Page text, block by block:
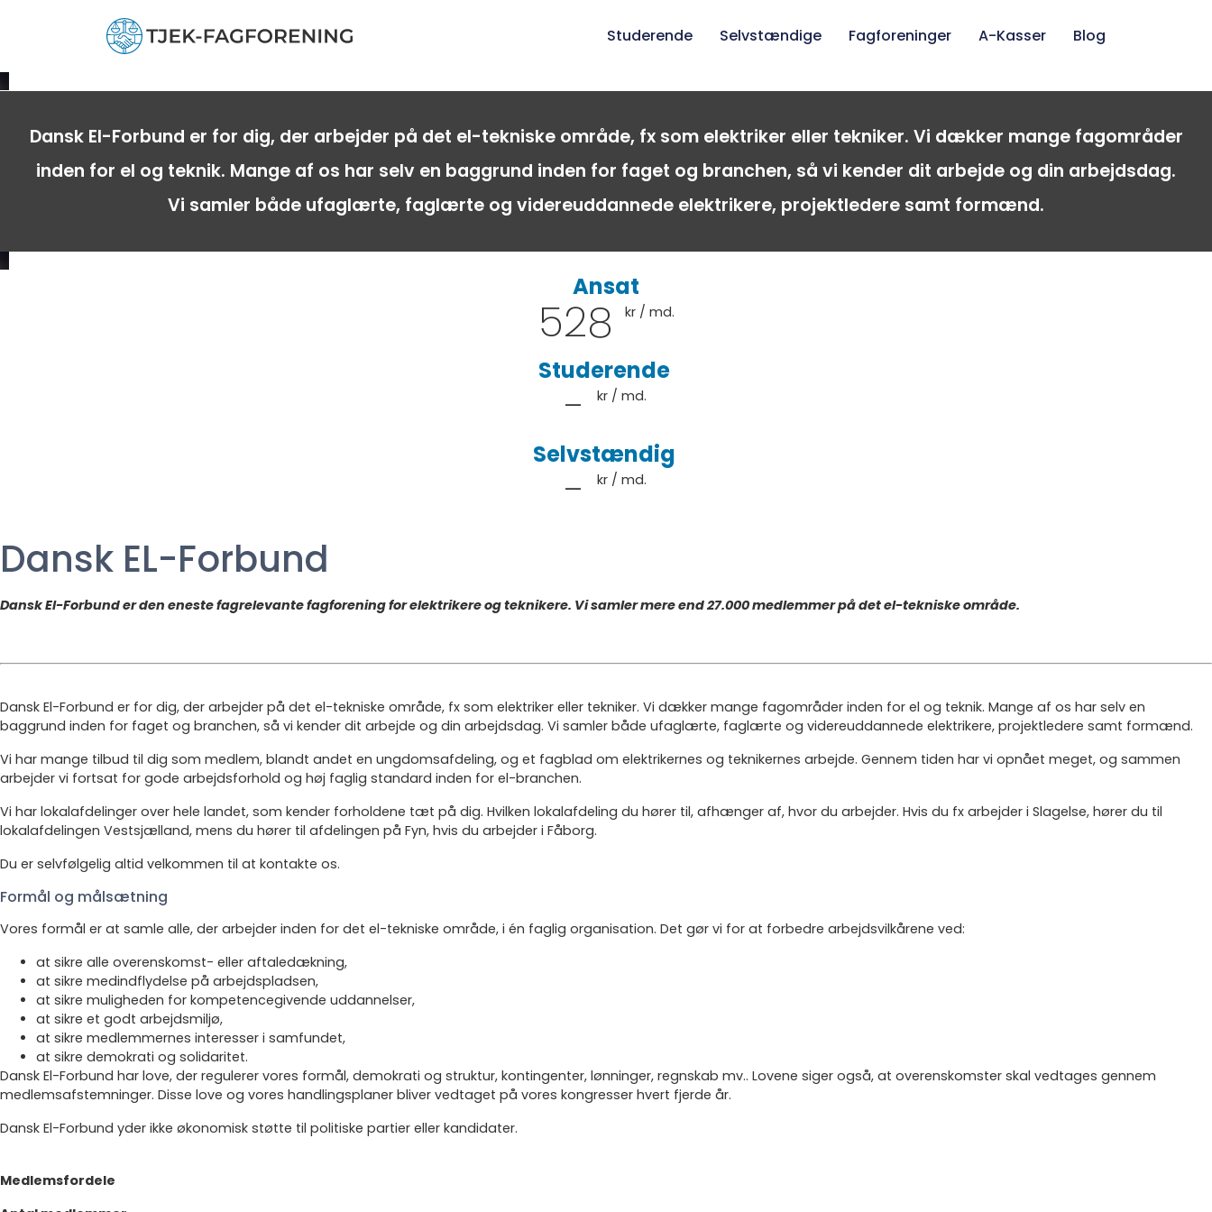
Studerende Selvstændige Fagforeninger A-Kasser Blog
Dansk El-Forbund er for dig, der arbejder på det el-tekniske område, fx som elektriker eller tekniker. Vi dækker mange fagområder
inden for el og teknik. Mange af os har selv en baggrund inden for faget og branchen, så vi kender dit arbejde og din arbejdsdag.
Vi samler både ufaglærte, faglærte og videreuddannede elektrikere, projektledere samt formænd.
Ansat
528 kr / md.
Studerende
- kr / md.
Selvstændig
- kr / md.
Dansk EL-Forbund
Dansk El-Forbund er den eneste fagrelevante fagforening for elektrikere og teknikere. Vi samler mere end 27.000 medlemmer på det el-tekniske område.
Dansk El-Forbund er for dig, der arbejder på det el-tekniske område, fx som elektriker eller tekniker. Vi dækker mange fagområder inden for el og teknik. Mange af os har selv en
baggrund inden for faget og branchen, så vi kender dit arbejde og din arbejdsdag. Vi samler både ufaglærte, faglærte og videreuddannede elektrikere, projektledere samt formænd.
Vi har mange tilbud til dig som medlem, blandt andet en ungdomsafdeling, og et fagblad om elektrikernes og teknikernes arbejde. Gennem tiden har vi opnået meget, og sammen
arbejder vi fortsat for gode arbejdsforhold og høj faglig standard inden for el-branchen.
Vi har lokalafdelinger over hele landet, som kender forholdene tæt på dig. Hvilken lokalafdeling du hører til, afhænger af, hvor du arbejder. Hvis du fx arbejder i Slagelse, hører du til
lokalafdelingen Vestsjælland, mens du hører til afdelingen på Fyn, hvis du arbejder i Fåborg.
Du er selvfølgelig altid velkommen til at kontakte os.
Formål og målsætning
Vores formål er at samle alle, der arbejder inden for det el-tekniske område, i én faglig organisation. Det gør vi for at forbedre arbejdsvilkårene ved:
at sikre alle overenskomst- eller aftaledækning,
at sikre medindflydelse på arbejdspladsen,
at sikre muligheden for kompetencegivende uddannelser,
at sikre et godt arbejdsmiljø,
at sikre medlemmernes interesser i samfundet,
at sikre demokrati og solidaritet.
Dansk El-Forbund har love, der regulerer vores formål, demokrati og struktur, kontingenter, lønninger, regnskab mv.. Lovene siger også, at overenskomster skal vedtages gennem
medlemsafstemninger. Disse love og vores handlingsplaner bliver vedtaget på vores kongresser hvert fjerde år.
Dansk El-Forbund yder ikke økonomisk støtte til politiske partier eller kandidater.
Medlemsfordele